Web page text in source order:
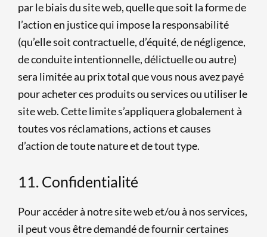
par le biais du site web, quelle que soit la forme de
l’action en justice qui impose la responsabilité
(qu’elle soit contractuelle, d’équité, de négligence,
de conduite intentionnelle, délictuelle ou autre)
sera limitée au prix total que vous nous avez payé
pour acheter ces produits ou services ou utiliser le
site web. Cette limite s’appliquera globalement à
toutes vos réclamations, actions et causes
d’action de toute nature et de tout type.
11. Confidentialité
Pour accéder à notre site web et/ou à nos services,
il peut vous être demandé de fournir certaines